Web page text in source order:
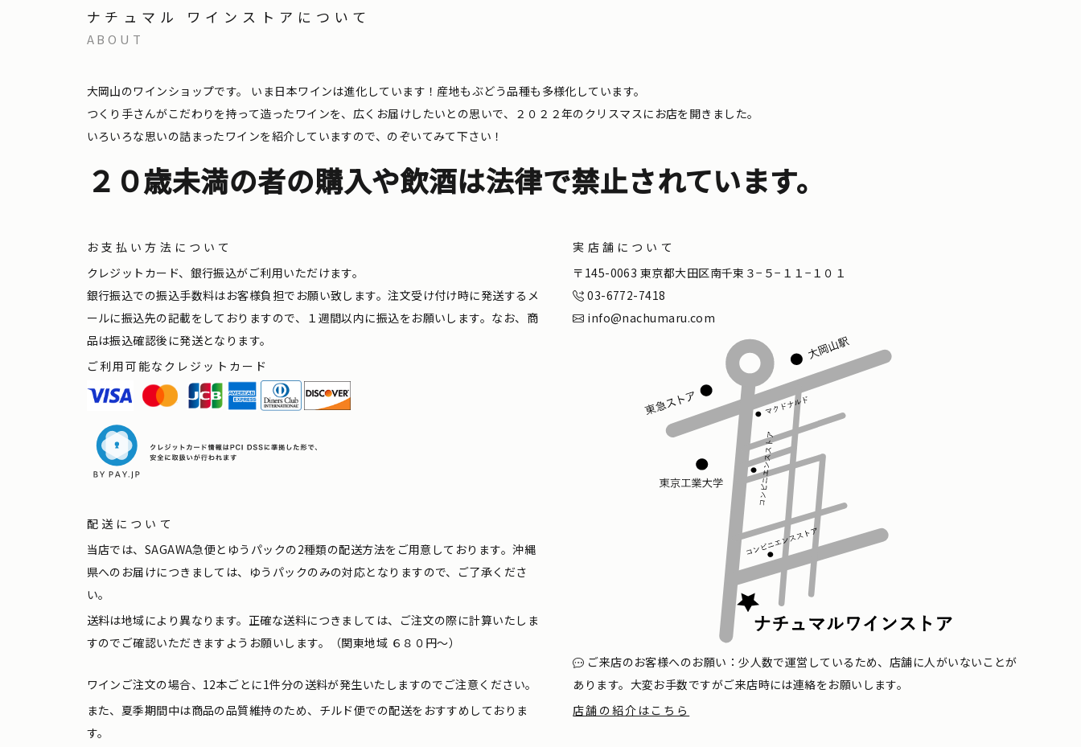
ナチュマル ワインストアについて
ABOUT
大岡山のワインショップです。
いま日本ワインは進化しています！産地もぶどう品種も多様化しています。
つくり手さんがこだわりを持って造ったワインを、広くお届けしたいとの思いで、２０２２年のクリスマスにお店を開きました。
いろいろな思いの詰まったワインを紹介していますので、のぞいてみて下さい！
２０歳未満の者の購入や飲酒は法律で禁止されています。
お支払い方法について
クレジットカード、銀行振込がご利用いただけます。
銀行振込での振込手数料はお客様負担でお願い致します。注文受け付け時に発送するメ
ールに振込先の記載をしておりますので、１週間以内に振込をお願いします。なお、商
品は振込確認後に発送となります。
ご利用可能なクレジットカード
配送について
当店では、SAGAWA急便とゆうパックの2種類の配送方法をご用意しております。沖縄
県へのお届けにつきましては、ゆうパックのみの対応となりますので、ご了承くださ
い。
送料は地域により異なります。正確な送料につきましては、ご注文の際に計算いたしま
すのでご確認いただきますようお願いします。（関東地域 ６８０円〜）
ワインご注文の場合、12本ごとに1件分の送料が発生いたしますのでご注意ください。
また、夏季期間中は商品の品質維持のため、チルド便での配送をおすすめしておりま
す。
実店舗について
〒145-0063 東京都大田区南千束３−５−１１−１０１
03-6772-7418
info@nachumaru.com
ご来店のお客様へのお願い：少人数で運営しているため、店舗に人がいないことが
あります。大変お手数ですがご来店時には連絡をお願いします。
店舗の紹介はこちら